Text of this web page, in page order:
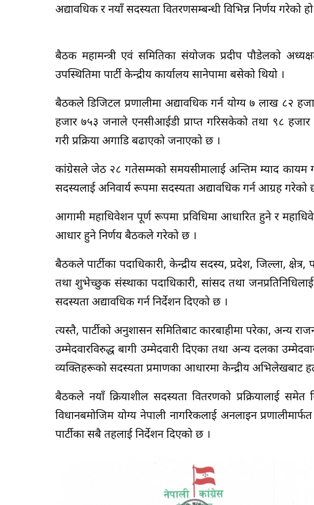
अद्यावधिक र नयाँ सदस्यता वितरणसम्बन्धी विभिन्न निर्णय गरेको
बैठक महामन्त्री एवं समितिका संयोजक प्रदीप पौडेलको
उपस्थितिमा पार्टी केन्द्रीय कार्यालय सानेपामा बसेको थियो ।
बैठकले डिजिटल प्रणालीमा अद्यावधिक गर्न योग्य ७ लाख ८२
हजार ७५३ जनाले एनसीआईडी प्राप्त गरिसकेको तथा ९८
गरी प्रक्रिया अगाडि बढाएको जनाएको छ ।
कांग्रेसले जेठ २८ गतेसम्मको समयसीमालाई अन्तिम म्याद कायम
सदस्यलाई अनिवार्य रूपमा सदस्यता अद्यावधिक गर्न आग्रह गरेको
आगामी महाधिवेशन पूर्ण रूपमा प्रविधिमा आधारित हुने र
आधार हुने निर्णय बैठकले गरेको छ ।
बैठकले पार्टीका पदाधिकारी, केन्द्रीय सदस्य, प्रदेश, जिल्ला,
तथा शुभेच्छुक संस्थाका पदाधिकारी, सांसद तथा
सदस्यता अद्यावधिक गर्न निर्देशन दिएको छ ।
त्यस्तै, पार्टीको अनुशासन समितिबाट कारबाहीमा परेका, अन्य
उम्मेदवारविरुद्ध बागी उम्मेदवारी दिएका तथा अन्य दलका
व्यक्तिहरूको सदस्यता प्रमाणका आधारमा केन्द्रीय अभिलेखबाट
बैठकले नयाँ क्रियाशील सदस्यता वितरणको प्रक्रियालाई समेत
विधानबमोजिम योग्य नेपाली नागरिकलाई अनलाइन
पार्टीका सबै तहलाई निर्देशन दिएको छ ।